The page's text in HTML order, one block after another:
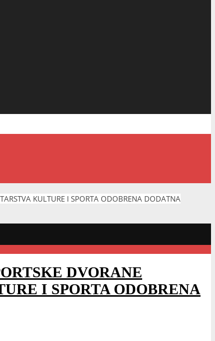
KULTURE I SPORTA ODOBRENA DODATNA
DVORANE
I SPORTA ODOBRENA